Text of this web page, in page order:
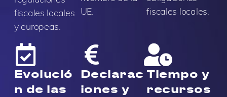
fiscales locales
y europeas.
UE.
fiscales locales.
Evolució
n de las
Declarac
iones y
Tiempo y
recursos